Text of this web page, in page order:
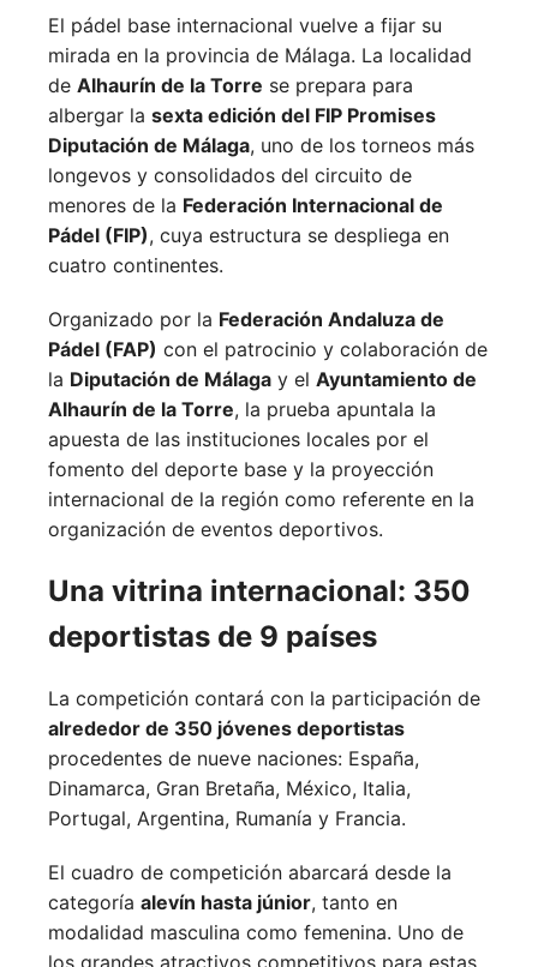
El pádel base internacional vuelve a fijar su
mirada en la provincia de Málaga. La localidad
de Alhaurín de la Torre se prepara para
albergar la sexta edición del FIP Promises
Diputación de Málaga, uno de los torneos más
longevos y consolidados del circuito de
menores de la Federación Internacional de
Pádel (FIP), cuya estructura se despliega en
cuatro continentes.
Organizado por la Federación Andaluza de
Pádel (FAP) con el patrocinio y colaboración de
la Diputación de Málaga y el Ayuntamiento de
Alhaurín de la Torre, la prueba apuntala la
apuesta de las instituciones locales por el
fomento del deporte base y la proyección
internacional de la región como referente en la
organización de eventos deportivos.
Una vitrina internacional: 350
deportistas de 9 países
La competición contará con la participación de
alrededor de 350 jóvenes deportistas
procedentes de nueve naciones: España,
Dinamarca, Gran Bretaña, México, Italia,
Portugal, Argentina, Rumanía y Francia.
El cuadro de competición abarcará desde la
categoría alevín hasta júnior, tanto en
modalidad masculina como femenina. Uno de
los grandes atractivos competitivos para estas